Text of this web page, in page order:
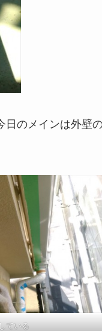
日のメインは外壁
ている